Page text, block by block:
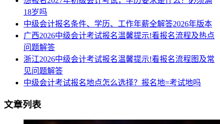
18岁吗
中级会计报名条件、学历、工作年薪全解答2026年版本
广西2026中级会计考试报名温馨提示!看报名流程及热点
问题解答
浙江2026中级会计考试报名温馨提示!看报名流程图及常
见问题解答
中级会计考试报名地点怎么选择？报名地=考试地吗
文章列表